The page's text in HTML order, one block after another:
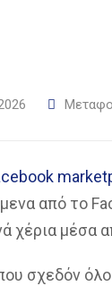
από το
χέρια μέσα
σχεδόν